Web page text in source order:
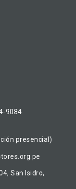
9084
presencial)
San Isidro,